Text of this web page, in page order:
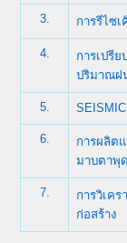
3. การรีไซ
4.
การเปรี
ปริมาณฝ
5.
6.
การผลิต
มาบตาพุ
7.
การวิเค
ก่อสร้าง